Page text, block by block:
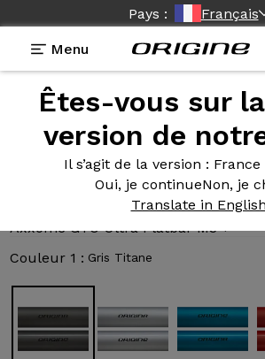
Pays : Français
Menu
Êtes-vous sur
version de
Il s’agit de la version :
Oui, je continueNon, je
Translate in English
Présentation
Axxome GTO Ultra
Axxome GTO Ultra Flatbar M3 +
Couleur 1 : Gris Titane